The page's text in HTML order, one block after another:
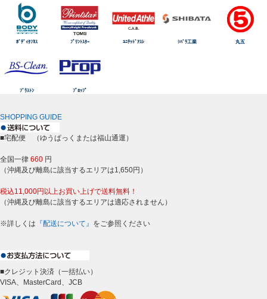
ﾎﾞﾃﾞｨﾀﾌﾈｽ ﾌﾟﾘﾝﾄｽﾀｰ ﾕﾆﾃｯﾄﾞｱｽﾚ ｼﾊﾞﾗ工業 丸五
ﾌﾞﾗｽﾄﾝ ﾌﾟﾛｯﾌﾟ
SHOPPING GUIDE
■宅配便 （ゆうぱっくまたは福山通運）
全国一律 660 円
（沖縄及び離島に該当するエリアは1,650円）
税込11,000円以上お買い上げで送料無料！
（沖縄及び離島に該当するエリアは適応されません）
※詳しくは 『配送について』 をご参照ください
■クレジット決済（一括払い）
VISA、MasterCard、JCB